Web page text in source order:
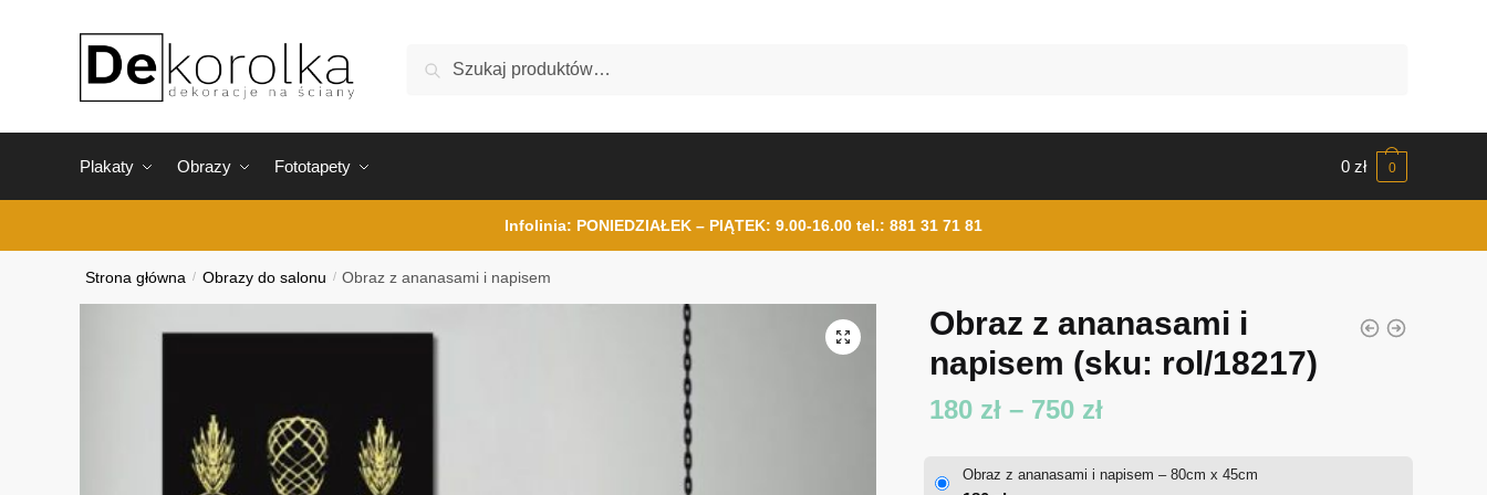
Szukaj
Plakaty Obrazy Fototapety 0 zł 0
Infolinia: PONIEDZIAŁEK – PIĄTEK: 9.00-16.00 tel.: 881 31 71 81
Strona główna / Obrazy do salonu / Obraz z ananasami i napisem
Obraz z ananasami i
napisem (sku: rol/18217)
180 zł – 750 złZakres
Obraz z ananasami i napisem – 80cm x 45cm